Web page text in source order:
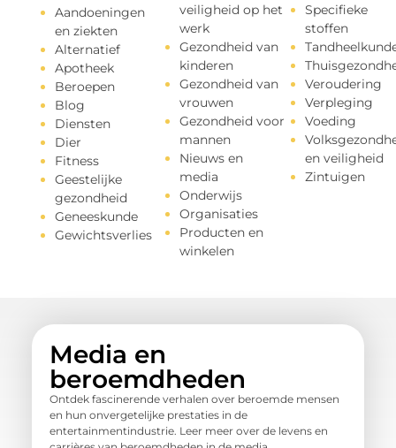
Aandoeningen
en ziekten
Alternatief
Apotheek
Beroepen
Blog
Diensten
Dier
Fitness
Geestelijke
gezondheid
Geneeskunde
Gewichtsverlies
veiligheid op het
werk
Gezondheid van
kinderen
Gezondheid van
vrouwen
Gezondheid voor
mannen
Nieuws en
media
Onderwijs
Organisaties
Producten en
winkelen
Specifieke
stoffen
Veroudering
Verpleging
Voeding
en veiligheid
Zintuigen
Media en
beroemdheden
Ontdek fascinerende verhalen over beroemde mensen
en hun onvergetelijke prestaties in de
entertainmentindustrie. Leer meer over de levens en